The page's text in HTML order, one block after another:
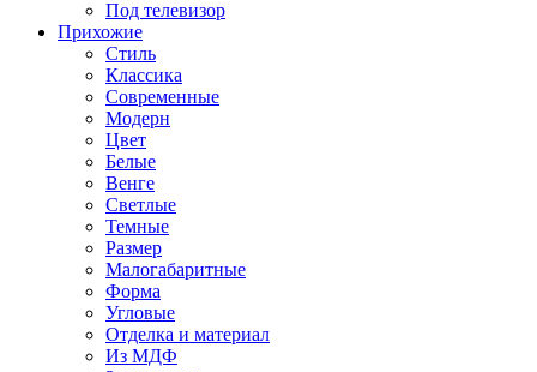
Под телевизор
Прихожие
Стиль
Классика
Современные
Модерн
Цвет
Белые
Венге
Светлые
Темные
Размер
Малогабаритные
Форма
Угловые
Отделка и материал
Из МДФ